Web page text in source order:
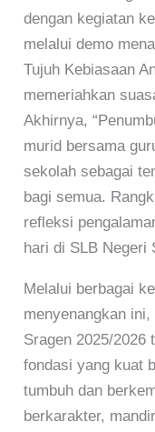
dengan kegiatan
melalui demo
Tujuh Kebiasaan
memeriahkan
Akhirnya,
murid bersama
sekolah sebagai
bagi semua.
refleksi
hari di SLB Negeri
Melalui berbagai
menyenangkan
Sragen 2025/2026
fondasi yang kuat
tumbuh dan
berkarakter,